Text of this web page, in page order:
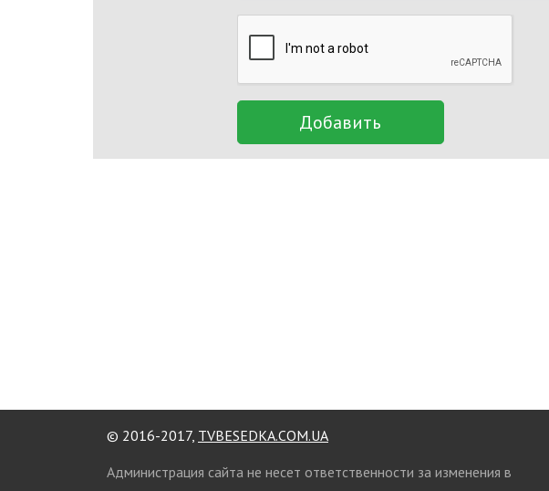
Добавить
© 2016-2017, TVBESEDKA.COM.UA
Администрация сайта не несет ответственности за изменения в